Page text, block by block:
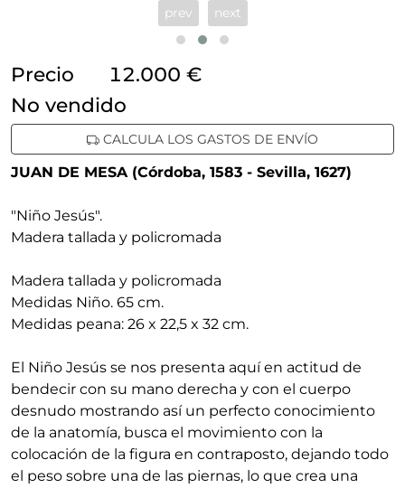
prev next
Precio
12.000 €
no vendido
CALCULA LOS GASTOS DE ENVÍO
JUAN DE MESA (Córdoba, 1583 - Sevilla, 1627)
"Niño Jesús".
Madera tallada y policromada
Madera tallada y policromada
Medidas Niño. 65 cm.
Medidas peana: 26 x 22,5 x 32 cm.
El Niño Jesús se nos presenta aquí en actitud de
bendecir con su mano derecha y con el cuerpo
desnudo mostrando así un perfecto conocimiento
de la anatomía, busca el movimiento con la
colocación de la figura en contraposto, dejando todo
el peso sobre una de las piernas, lo que crea una